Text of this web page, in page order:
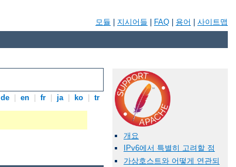
모듈 지시어들 FAQ 용어 사이트맵
de en fr ja ko tr
개요
IPv6에서 특별히 고려할 점
가상호스트와 어떻게 연관되